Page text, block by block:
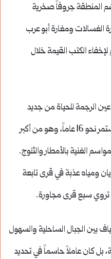
المنطقة جروفاً صخرية
الغسالات ومغارة أبو عرب
الكتب القيمة خلال
الرجمة للحياة من جديد
وتدفقت المياه منه بعد جفاف استمر نحو 16 عاماً، وهو من أكبر
الغنية بالأمطار والثلوج.
ومياه عذبة في قرى تابعة
تروي سبع قرى مجاورة.
بين الجبال الساحلية والسهول
بل كان عاملاً حاسماً في تحديد